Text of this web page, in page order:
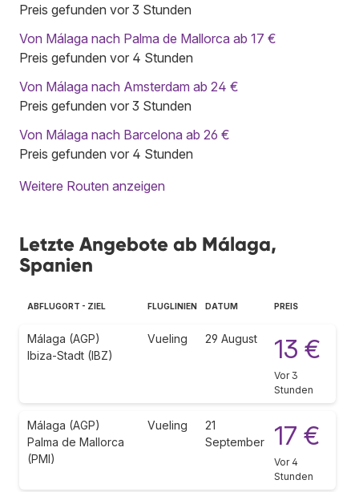
Preis gefunden vor 3 Stunden
Von Málaga nach Palma de Mallorca ab 17 €
Preis gefunden vor 4 Stunden
Von Málaga nach Amsterdam ab 24 €
Preis gefunden vor 3 Stunden
Von Málaga nach Barcelona ab 26 €
Preis gefunden vor 4 Stunden
Weitere Routen anzeigen
Letzte Angebote ab Málaga,
Spanien
ABFLUGORT - ZIEL FLUGLINIEN DATUM PREIS
Málaga (AGP)
Ibiza-Stadt (IBZ)
Vueling 29 August 13 €
Vor 3
Stunden
Málaga (AGP)
Palma de Mallorca
(PMI)
Vueling
21
September
17 €
Vor 4
Stunden